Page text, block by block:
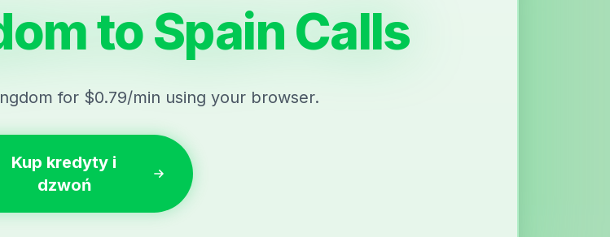
to Spain Calls
for $0.79/min using your browser.
Kup kredyty i
dzwoń